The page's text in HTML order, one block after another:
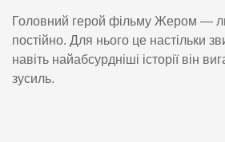
Головний герой фільму Жером —
постійно. Для нього це настільки
навіть найабсурдніші історії він
зусиль.